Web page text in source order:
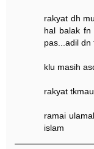
rakyat dh
hal balak fn
pas...adil dn
klu masih
rakyat
ramai
islam